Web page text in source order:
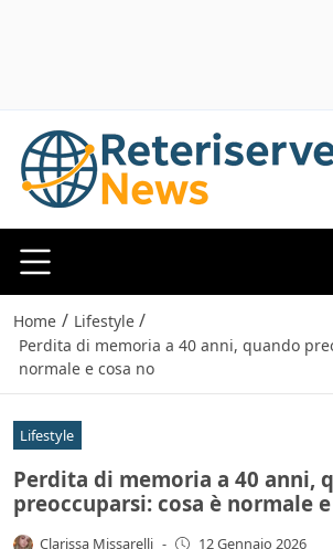
Home / Lifestyle /
Perdita di memoria a 40 anni, quando
normale e cosa no
Lifestyle
Perdita di memoria a 40 anni,
preoccuparsi: cosa è normale
Clarissa Missarelli - 12 Gennaio 2026